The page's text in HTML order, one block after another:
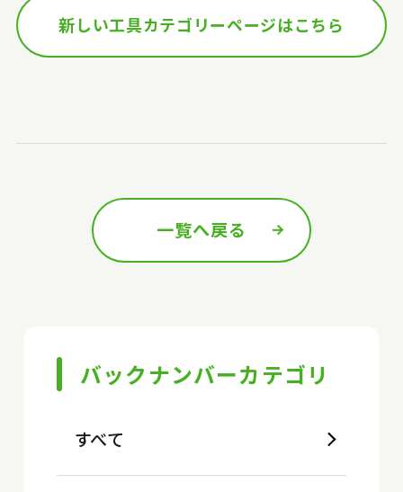
新しい工具カテゴリーページはこちら
一覧へ戻る
バックナンバーカテゴリ
すべて